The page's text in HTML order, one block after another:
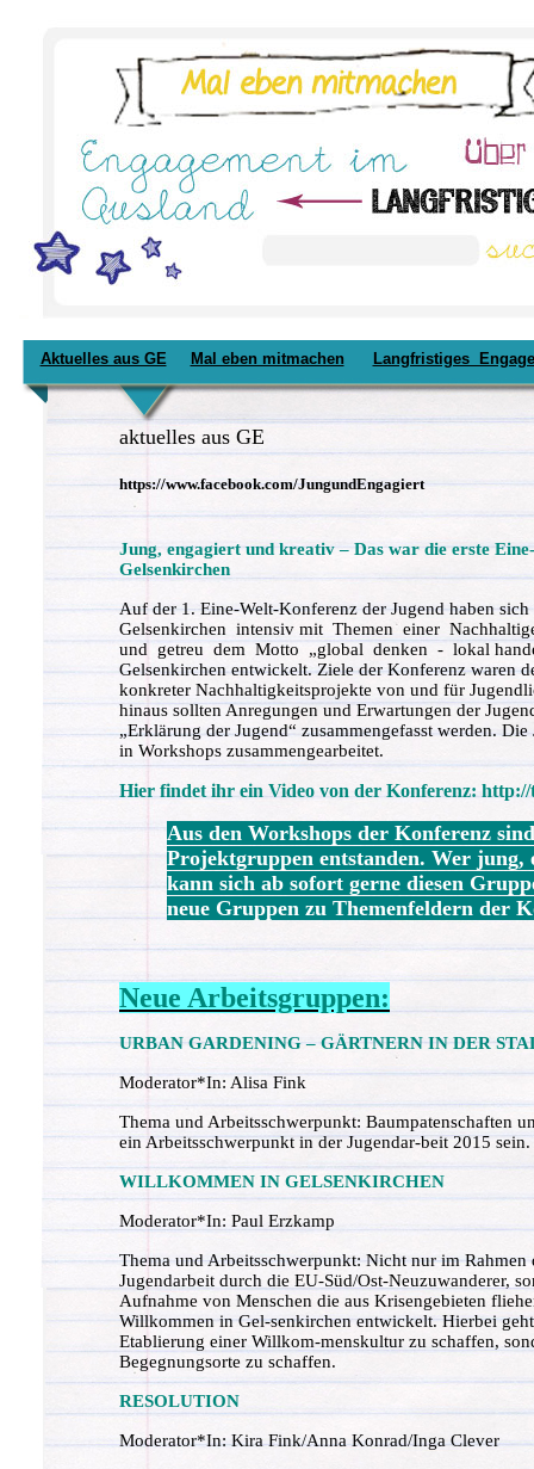
Aktuelles aus GE Mal eben mitmachen Langfristiges
aktuelles aus GE
https://www.facebook.com/JungundEngagiert
Jung, engagiert und kreativ – Das war die erste
Gelsenkirchen
Auf der 1. Eine-Welt-Konferenz der Jugend haben
Gelsenkirchen intensiv mit Themen einer
und
getreu dem Motto „global denken - lokal
Gelsenkirchen entwickelt. Ziele der Konferenz waren
konkreter Nachhaltigkeitsprojekte von und für
hinaus sollten Anregungen und Erwartungen der
„Erklärung der Jugend“ zusammengefasst werden.
in Workshops zusammengearbeitet.
Hier findet ihr ein Video von der Konferenz: http://
Aus den Workshops der Konferenz
Projektgruppen entstanden. Wer
kann sich ab sofort gerne diesen
neue Gruppen zu Themenfeldern der
Neue Arbeitsgruppen:
URBAN GARDENING – GÄRTNERN IN DER
Moderator*In: Alisa Fink
Thema und Arbeitsschwerpunkt: Baumpatenschaften
ein Arbeitsschwerpunkt in der Jugendar-beit 2015 sein.
WILLKOMMEN IN GELSENKIRCHEN
Moderator*In: Paul Erzkamp
Thema und Arbeitsschwerpunkt: Nicht nur im
Jugendarbeit durch die EU-Süd/Ost-Neuzuwanderer,
Aufnahme von Menschen die aus Krisengebieten
Willkommen in Gel-senkirchen entwickelt. Hierbei
Etablierung einer Willkom-menskultur zu schaffen,
Begegnungsorte zu schaffen.
RESOLUTION
Moderator*In: Kira Fink/Anna Konrad/Inga Clever